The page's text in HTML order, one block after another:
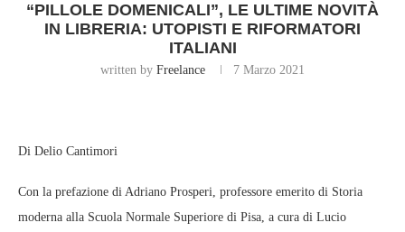
“PILLOLE DOMENICALI”, LE ULTIME NOVITÀ
IN LIBRERIA: UTOPISTI E RIFORMATORI
ITALIANI
written by Freelance 7 Marzo 2021
Di Delio Cantimori
Con la prefazione di Adriano Prosperi, professore emerito di Storia
moderna alla Scuola Normale Superiore di Pisa, a cura di Lucio